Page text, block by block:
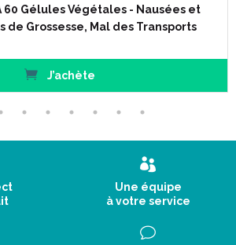
60 Gélules Végétales - Nausées et
de Grossesse, Mal des Transports
J’achète
Une équipe
à votre service